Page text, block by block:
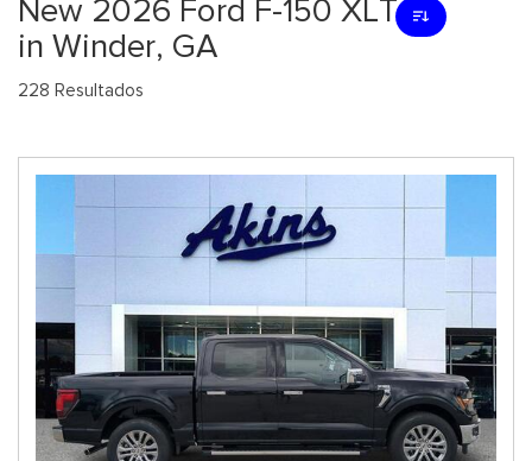
New 2026 Ford F-150 XLT
in Winder, GA
228 Resultados